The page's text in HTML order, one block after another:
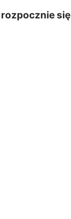
rozpocznie się